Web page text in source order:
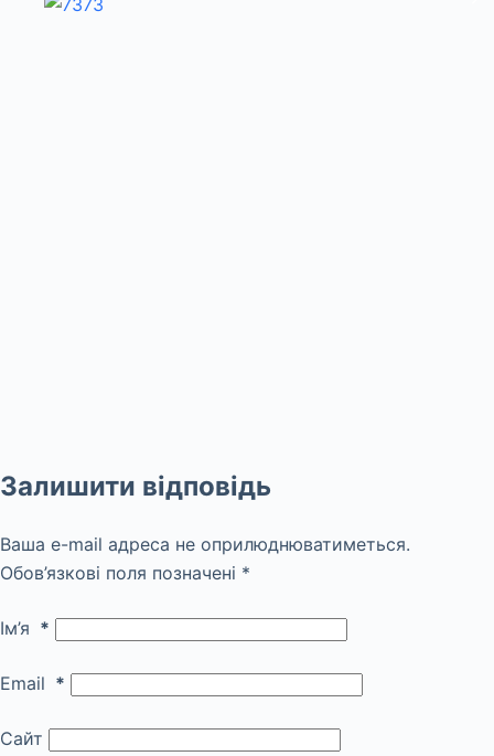
Залишити відповідь
Ваша e-mail адреса не оприлюднюватиметься.
Обов’язкові поля позначені *
Ім’я *
Email *
Сайт